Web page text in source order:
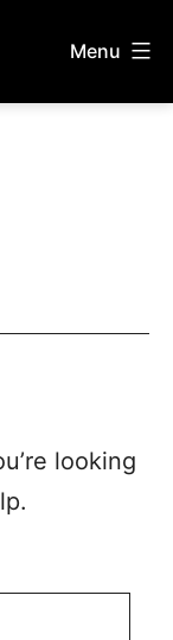
Menu
looking